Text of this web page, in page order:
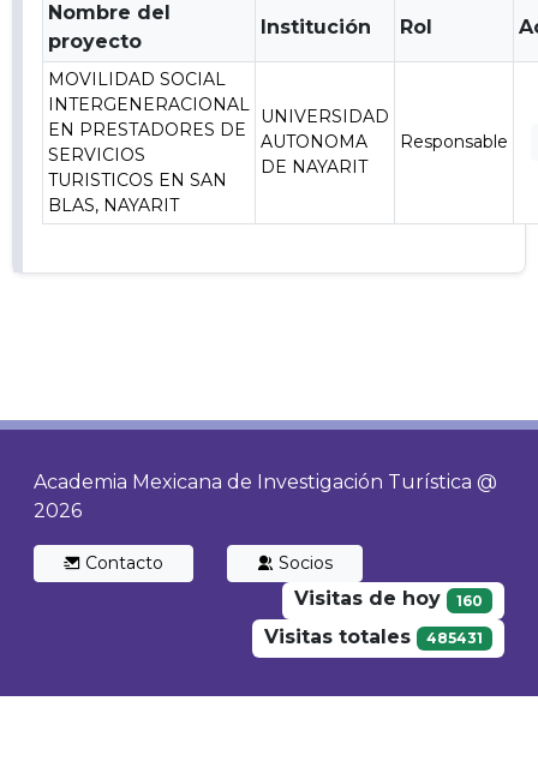
Nombre del
proyecto
Institución Rol
MOVILIDAD SOCIAL
INTERGENERACIONAL
EN PRESTADORES DE
SERVICIOS
TURISTICOS EN SAN
BLAS, NAYARIT
UNIVERSIDAD
AUTONOMA
DE NAYARIT
Responsable
Academia Mexicana de Investigación Turística @
2026
Contacto Socios
Visitas de hoy 160
Visitas totales 485431